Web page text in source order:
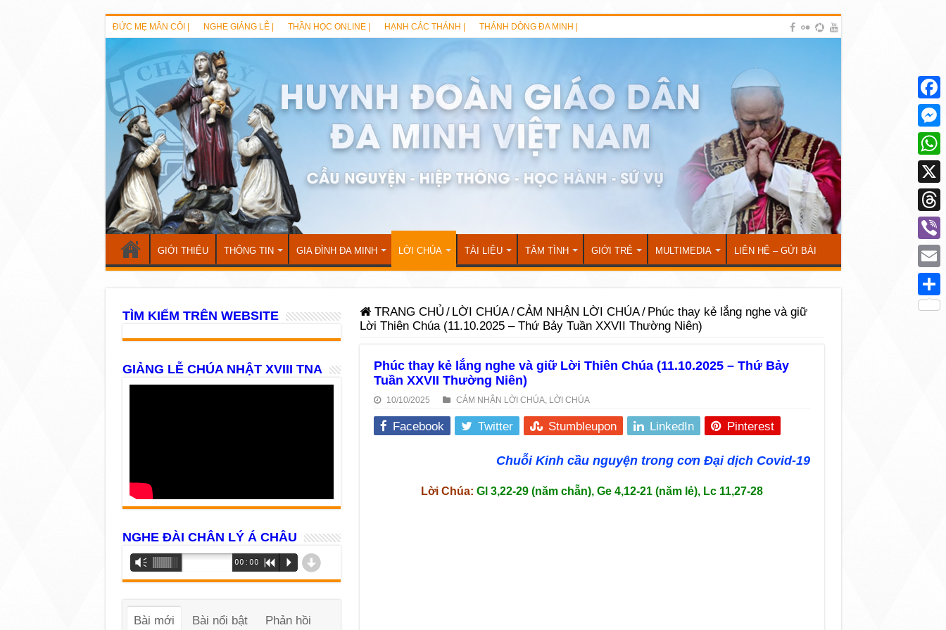
ĐỨC MẸ MÂN CÔI | NGHE GIẢNG LỄ | THẦN HỌC ONLINE | HẠNH CÁC THÁNH | THÁNH DÒNG ĐA MINH |
GIỚI THIỆU THÔNG TIN GIA ĐÌNH ĐA MINH LỜI CHÚA TÀI LIỆU TÂM TÌNH GIỚI TRẺ MULTIMEDIA LIÊN HỆ – GỬI BÀI
TRANG CHỦ / LỜI CHÚA/CẢM NHẬN LỜI CHÚA/ Phúc thay kẻ lắng nghe và giữ
Lời Thiên Chúa (11.10.2025 – Thứ Bảy Tuần XXVII Thường Niên)
Phúc thay kẻ lắng nghe và giữ Lời Thiên Chúa (11.10.2025 – Thứ Bảy
Tuần XXVII Thường Niên)
10/10/2025 CẢM NHẬN LỜI CHÚA, LỜI CHÚA
Facebook Twitter Stumbleupon LinkedIn Pinterest
Chuỗi Kinh cầu nguyện trong cơn Đại dịch Covid-19
Lời Chúa: Gl 3,22-29 (năm chẵn), Ge 4,12-21 (năm lẻ), Lc 11,27-28
TÌM KIẾM TRÊN WEBSITE
GIẢNG LỄ CHÚA NHẬT XVIII TNA
NGHE ĐÀI CHÂN LÝ Á CHÂU
Trình
phát
âm
Vm 00:00 R P d
Bài mới Bài nổi bật Phản hồi
X
Viber